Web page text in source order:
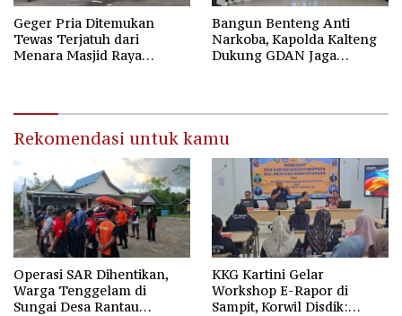
Geger Pria Ditemukan
Tewas Terjatuh dari
Menara Masjid Raya
Bangun Benteng Anti
Narkoba, Kapolda Kalteng
Dukung GDAN Jaga
Rekomendasi untuk kamu
Operasi SAR Dihentikan,
Warga Tenggelam di
Sungai Desa Rantau
KKG Kartini Gelar
Workshop E-Rapor di
Sampit, Korwil Disdik: